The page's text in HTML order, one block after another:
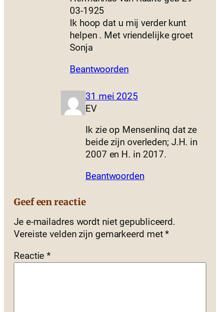
03-1925
Ik hoop dat u mij verder kunt
helpen . Met vriendelijke groet
Sonja
Beantwoorden
31 mei 2025
EV
Ik zie op Mensenlinq dat ze
beide zijn overleden; J.H. in
2007 en H. in 2017.
Beantwoorden
Geef een reactie
Je e-mailadres wordt niet gepubliceerd.
Vereiste velden zijn gemarkeerd met*
Reactie*